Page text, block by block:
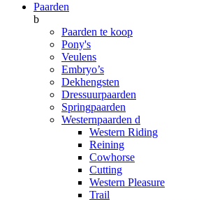
Paarden
b
Paarden te koop
Pony's
Veulens
Embryo’s
Dekhengsten
Dressuurpaarden
Springpaarden
Westernpaarden d
Western Riding
Reining
Cowhorse
Cutting
Western Pleasure
Trail